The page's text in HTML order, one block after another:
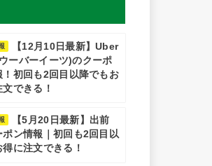
【12月10日最新】Uber
ーバーイーツ)のクーポ
！初回も2回目以降でもお
できる！
【5月20日最新】出前
ポン情報｜初回も2回目以
得に注文できる！